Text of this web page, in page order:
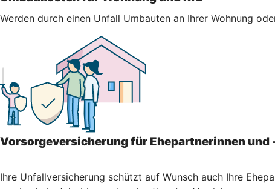
Werden durch einen Unfall Umbauten an Ihrer Wohnung
Vorsorgeversicherung für Ehepartnerinnen
Ihre Unfallversicherung schützt auf Wunsch auch Ihre